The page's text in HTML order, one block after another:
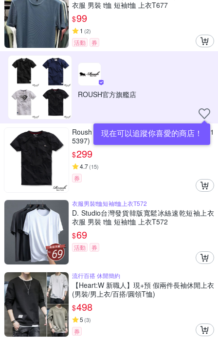
衣服 男裝 t恤 短袖t恤 上衣T677
$99
1 (2)
活動 券
ROUSH官方旗艦店
現在可以追蹤你喜愛的商店！
Roush 特殊剪裁反光logo涼感冰絲棉機能T(231
5397)
$299
4.7(15)
券
衣服男裝t恤短袖t恤上衣T572
D. Studio台灣發貨韓版寬鬆冰絲速乾短袖上衣
衣服 男裝 t恤 短袖t恤 上衣T572
$69
活動 券
流行百搭 休閒簡約
【Heart:W 新職人】現+預 假兩件長袖休閒上衣
(男裝/男上衣/百搭/圓領T恤)
$498
5 (3)
券